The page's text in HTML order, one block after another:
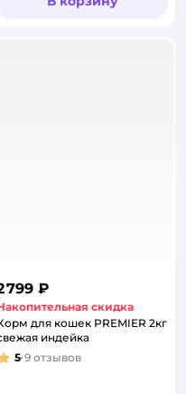
799 ₽
скидка
для кошек PREMIER 2кг
индейка
Рейтинг:
5 9 отзывов